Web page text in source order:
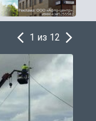
1 из 12